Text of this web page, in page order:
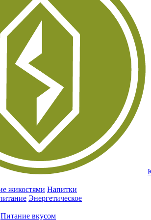
Напитки
Энергетическое
Питание вкусом